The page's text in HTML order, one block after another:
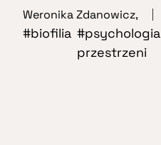
Weronika Zdanowicz,
biofilia
psychologia
przestrzeni